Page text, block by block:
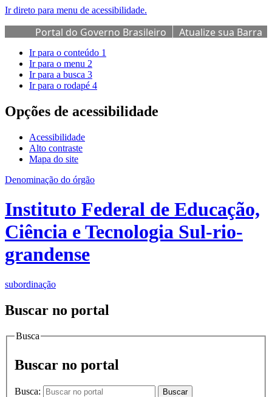
Ir direto para menu de acessibilidade.
Portal do Governo Brasileiro
Atualize sua Barra
de Governo
Ir para o conteúdo 1
Ir para o menu 2
Ir para a busca 3
Ir para o rodapé 4
Opções de acessibilidade
Acessibilidade
Alto contraste
Mapa do site
Denominação do órgão
Instituto Federal de Educação,
Ciência e Tecnologia Sul-rio-
grandense
subordinação
Buscar no portal
Busca
Buscar no portal
Busca: Buscar